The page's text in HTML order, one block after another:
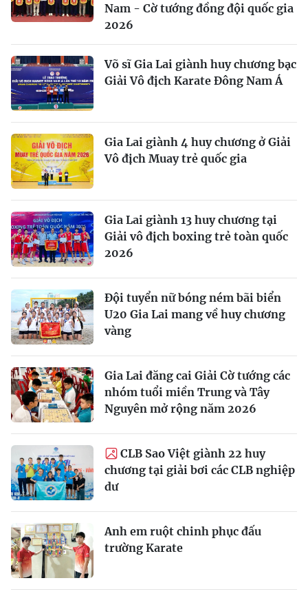
Nam - Cờ tướng đồng đội quốc gia
2026
Võ sĩ Gia Lai giành huy chương bạc
Giải Vô địch Karate Đông Nam Á
Gia Lai giành 4 huy chương ở Giải
Vô địch Muay trẻ quốc gia
Gia Lai giành 13 huy chương tại
Giải vô địch boxing trẻ toàn quốc
2026
Đội tuyển nữ bóng ném bãi biển
U20 Gia Lai mang về huy chương
vàng
Gia Lai đăng cai Giải Cờ tướng các
nhóm tuổi miền Trung và Tây
Nguyên mở rộng năm 2026
CLB Sao Việt giành 22 huy
chương tại giải bơi các CLB nghiệp
dư
Anh em ruột chinh phục đấu
trường Karate